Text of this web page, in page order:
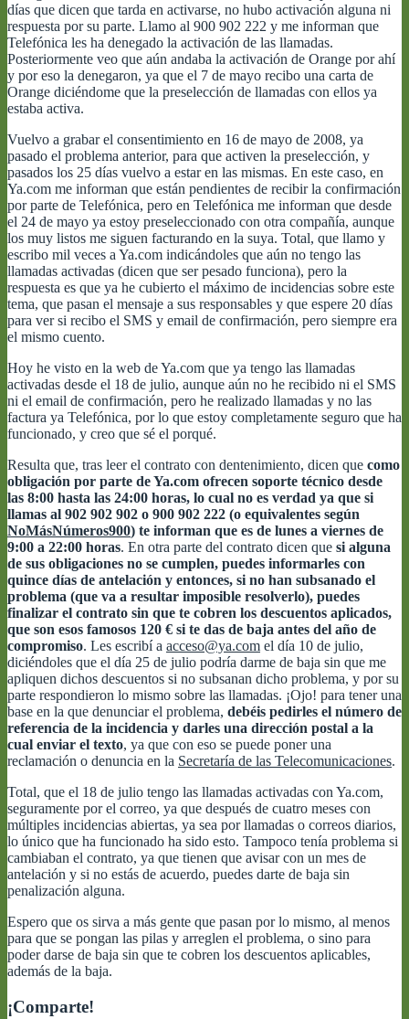
días que dicen que tarda en activarse, no hubo activación alguna ni
respuesta por su parte. Llamo al 900 902 222 y me informan que
Telefónica les ha denegado la activación de las llamadas.
Posteriormente veo que aún andaba la activación de Orange por ahí
y por eso la denegaron, ya que el 7 de mayo recibo una carta de
Orange diciéndome que la preselección de llamadas con ellos ya
estaba activa.
Vuelvo a grabar el consentimiento en 16 de mayo de 2008, ya
pasado el problema anterior, para que activen la preselección, y
pasados los 25 días vuelvo a estar en las mismas. En este caso, en
Ya.com me informan que están pendientes de recibir la confirmación
por parte de Telefónica, pero en Telefónica me informan que desde
el 24 de mayo ya estoy preseleccionado con otra compañía, aunque
los muy listos me siguen facturando en la suya. Total, que llamo y
escribo mil veces a Ya.com indicándoles que aún no tengo las
llamadas activadas (dicen que ser pesado funciona), pero la
respuesta es que ya he cubierto el máximo de incidencias sobre este
tema, que pasan el mensaje a sus responsables y que espere 20 días
para ver si recibo el SMS y email de confirmación, pero siempre era
el mismo cuento.
Hoy he visto en la web de Ya.com que ya tengo las llamadas
activadas desde el 18 de julio, aunque aún no he recibido ni el SMS
ni el email de confirmación, pero he realizado llamadas y no las
factura ya Telefónica, por lo que estoy completamente seguro que ha
funcionado, y creo que sé el porqué.
Resulta que, tras leer el contrato con dentenimiento, dicen que como
obligación por parte de Ya.com ofrecen soporte técnico desde
las 8:00 hasta las 24:00 horas, lo cual no es verdad ya que si
llamas al 902 902 902 o 900 902 222 (o equivalentes según
NoMásNúmeros900) te informan que es de lunes a viernes de
9:00 a 22:00 horas. En otra parte del contrato dicen que si alguna
de sus obligaciones no se cumplen, puedes informarles con
quince días de antelación y entonces, si no han subsanado el
problema (que va a resultar imposible resolverlo), puedes
finalizar el contrato sin que te cobren los descuentos aplicados,
que son esos famosos 120 € si te das de baja antes del año de
compromiso. Les escribí a acceso@ya.com el día 10 de julio,
diciéndoles que el día 25 de julio podría darme de baja sin que me
apliquen dichos descuentos si no subsanan dicho problema, y por su
parte respondieron lo mismo sobre las llamadas. ¡Ojo! para tener una
base en la que denunciar el problema, debéis pedirles el número de
referencia de la incidencia y darles una dirección postal a la
cual enviar el texto, ya que con eso se puede poner una
reclamación o denuncia en la Secretaría de las Telecomunicaciones.
Total, que el 18 de julio tengo las llamadas activadas con Ya.com,
seguramente por el correo, ya que después de cuatro meses con
múltiples incidencias abiertas, ya sea por llamadas o correos diarios,
lo único que ha funcionado ha sido esto. Tampoco tenía problema si
cambiaban el contrato, ya que tienen que avisar con un mes de
antelación y si no estás de acuerdo, puedes darte de baja sin
penalización alguna.
Espero que os sirva a más gente que pasan por lo mismo, al menos
para que se pongan las pilas y arreglen el problema, o sino para
poder darse de baja sin que te cobren los descuentos aplicables,
además de la baja.
¡Comparte!